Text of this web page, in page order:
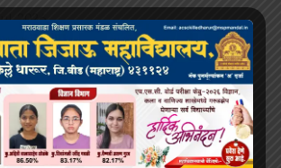
2026
पवार जयंती
2026